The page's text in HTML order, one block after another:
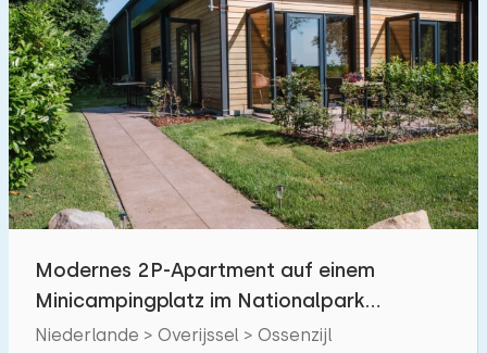
Modernes 2P-Apartment auf einem
Minicampingplatz im Nationalpark
Weerribben-Wieden
Niederlande > Overijssel > Ossenzijl